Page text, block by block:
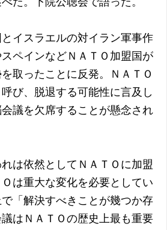
とイスラエルの対イラン軍事作
ペインなどＮＡＴＯ加盟国が
取ったことに反発。ＮＡＴＯ
び、脱退する可能性に言及し
議を欠席することが懸念され
は依然としてＮＡＴＯに加盟
は重大な変化を必要としてい
「解決すべきことが幾つか存
はＮＡＴＯの歴史上最も重要